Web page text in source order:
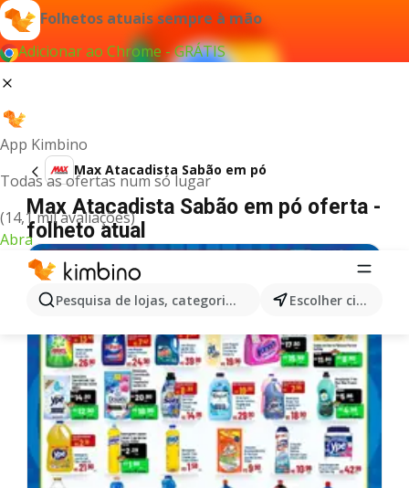
Folhetos atuais sempre à mão
Adicionar ao Chrome - GRÁTIS
App Kimbino
Todas as ofertas num só lugar
(14,1 mil avaliações)
Abra
Pesquisa de lojas, categorias,produtos... Escolher cidade
Max Atacadista Sabão em pó
Max Atacadista Sabão em pó oferta -
folheto atual